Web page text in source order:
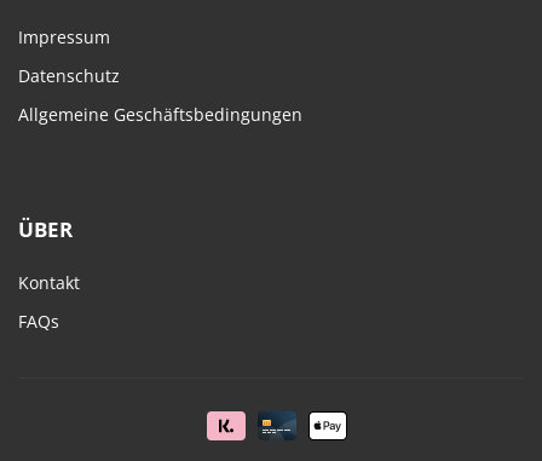
Impressum
Datenschutz
Allgemeine Geschäftsbedingungen
ÜBER
Kontakt
FAQs